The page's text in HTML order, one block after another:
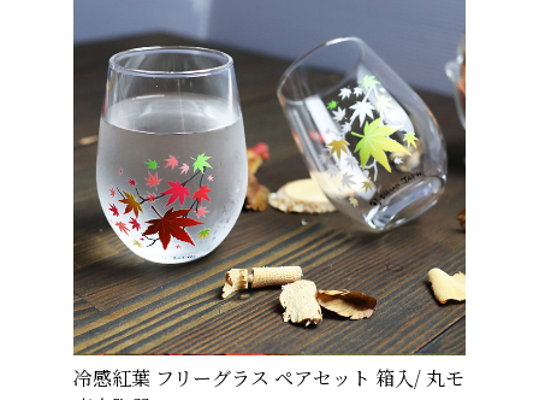
冷感紅葉 フリーグラス ペアセット 箱入/ 丸モ